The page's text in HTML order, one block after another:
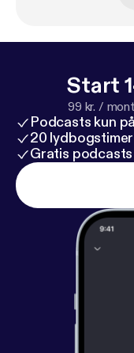
programmet
Start
99 kr. /
Podcasts kun
20
Gratis podcasts